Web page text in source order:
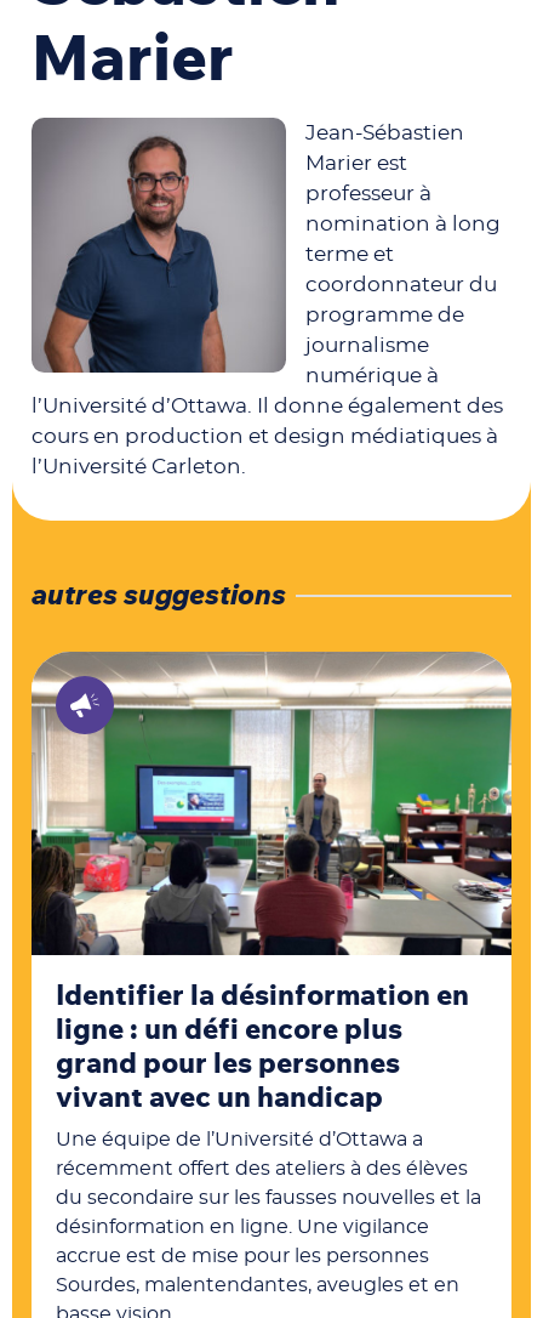
Marier
Jean-Sébastien
Marier est
professeur à
nomination à long
terme et
coordonnateur du
programme de
journalisme
numérique à
l’Université d’Ottawa. Il donne également des
cours en production et design médiatiques à
l’Université Carleton.
autres suggestions
Identifier la désinformation en
ligne : un défi encore plus
grand pour les personnes
vivant avec un handicap
Une équipe de l’Université d’Ottawa a
récemment offert des ateliers à des élèves
du secondaire sur les fausses nouvelles et la
désinformation en ligne. Une vigilance
accrue est de mise pour les personnes
Sourdes, malentendantes, aveugles et en